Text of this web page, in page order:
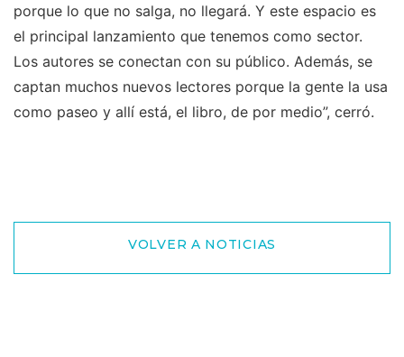
porque lo que no salga, no llegará. Y este espacio es
el principal lanzamiento que tenemos como sector.
Los autores se conectan con su público. Además, se
captan muchos nuevos lectores porque la gente la usa
como paseo y allí está, el libro, de por medio”, cerró.
VOLVER A NOTICIAS